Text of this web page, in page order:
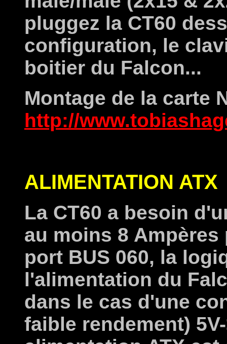
pluggez la CT60
configuration, le
boitier du Falcon...
Montage de la carte
http://
ALIMENTATION ATX
La CT60 a besoin
au moins 8 Ampères
port BUS 060, la
l'alimentation du
dans le cas d'une
faible rendement)